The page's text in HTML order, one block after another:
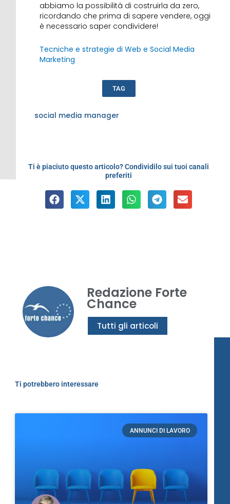
abbiamo la possibilità di costruirla da zero,
ricordando che prima di sapere vendere, oggi
è necessario saper condividere!
Tecniche e strategie di Web e Social Media
Marketing
TAG
social media manager
Ti è piaciuto questo articolo? Condividilo sui tuoi canali
preferiti
Redazione Forte
Chance
Tutti gli articoli
Ti potrebbero interessare
ANNUNCI DI LAVORO